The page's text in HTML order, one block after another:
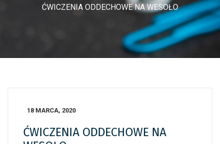
ĆWICZENIA ODDECHOWE NA WESOŁO
18 MARCA, 2020
ĆWICZENIA ODDECHOWE NA